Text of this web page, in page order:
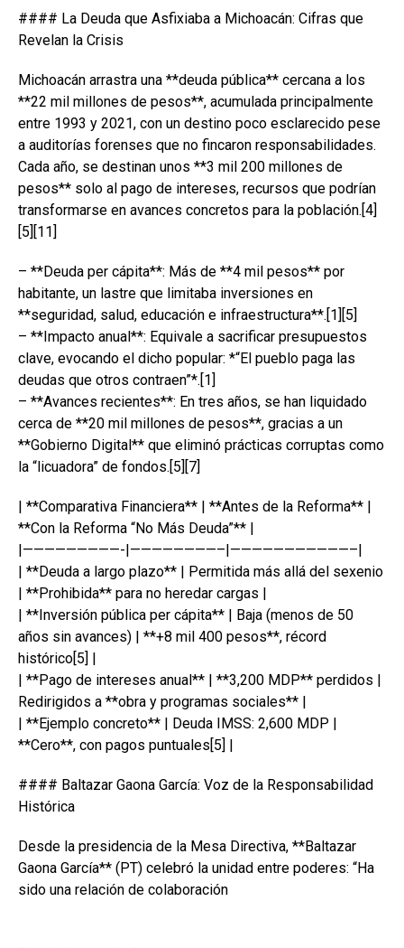
#### La Deuda que Asfixiaba a Michoacán: Cifras que
Revelan la Crisis
Michoacán arrastra una **deuda pública** cercana a los
**22 mil millones de pesos**, acumulada principalmente
entre 1993 y 2021, con un destino poco esclarecido pese
a auditorías forenses que no fincaron responsabilidades.
Cada año, se destinan unos **3 mil 200 millones de
pesos** solo al pago de intereses, recursos que podrían
transformarse en avances concretos para la población.[4]
[5][11]
– **Deuda per cápita**: Más de **4 mil pesos** por
habitante, un lastre que limitaba inversiones en
**seguridad, salud, educación e infraestructura**.[1][5]
– **Impacto anual**: Equivale a sacrificar presupuestos
clave, evocando el dicho popular: *“El pueblo paga las
deudas que otros contraen”*.[1]
– **Avances recientes**: En tres años, se han liquidado
cerca de **20 mil millones de pesos**, gracias a un
**Gobierno Digital** que eliminó prácticas corruptas como
la “licuadora” de fondos.[5][7]
| **Comparativa Financiera** | **Antes de la Reforma** |
**Con la Reforma “No Más Deuda”** |
|—————————-|————————–|———————————–|
| **Deuda a largo plazo** | Permitida más allá del sexenio
| **Prohibida** para no heredar cargas |
| **Inversión pública per cápita** | Baja (menos de 50
años sin avances) | **+8 mil 400 pesos**, récord
histórico[5] |
| **Pago de intereses anual** | **3,200 MDP** perdidos |
Redirigidos a **obra y programas sociales** |
| **Ejemplo concreto** | Deuda IMSS: 2,600 MDP |
**Cero**, con pagos puntuales[5] |
#### Baltazar Gaona García: Voz de la Responsabilidad
Histórica
Desde la presidencia de la Mesa Directiva, **Baltazar
Gaona García** (PT) celebró la unidad entre poderes: “Ha
sido una relación de colaboración